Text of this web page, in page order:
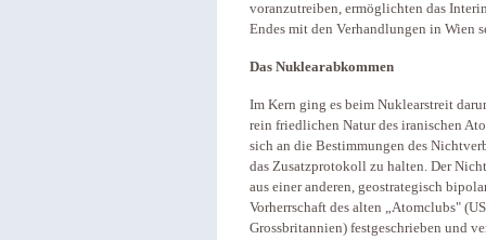
voranzutreiben, ermöglichten das
Endes mit den Verhandlungen in Wien
Das Nuklearabkommen
Im Kern ging es beim Nuklearstreit
rein friedlichen Natur des iranischen
sich an die Bestimmungen des
das Zusatzprotokoll zu halten. Der
aus einer anderen, geostrategisch
Vorherrschaft des alten „Atomclubs"
Grossbritannien) festgeschrieben und